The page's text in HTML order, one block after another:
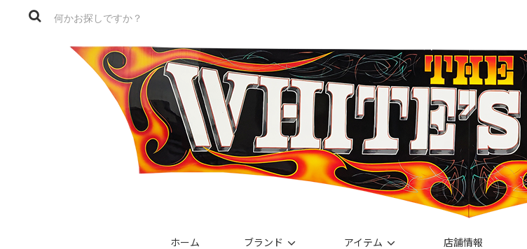
ホーム ブランド アイテム 店舗情報